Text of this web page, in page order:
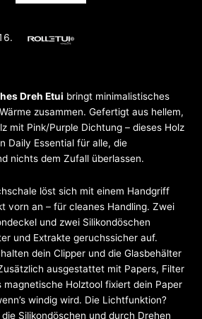
Dreh Etui bringt minimalistisches
zusammen. Gefertigt aus hellem,
mit Pink/Purple Dichtung – dieses Holz
Daily Essential für alle, die
nichts dem Zufall überlassen.
löst sich mit einem Handgriff
vorn an – für cleanes Handling. Zwei
und zwei Silikondöschen
und Extrakte geruchssicher auf.
dein Clipper und die Glasbehälter
ausgestattet mit Papers, Filter
magnetische Holztool fixiert dein Paper
windig wird. Die Lichtfunktion?
Silikondöschen und durch Drehen